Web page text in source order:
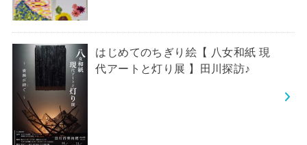
はじめてのちぎり絵【 八女和紙 現
代アートと灯り展 】田川探訪♪